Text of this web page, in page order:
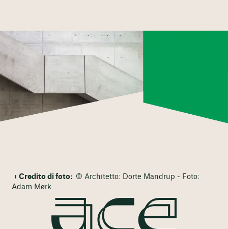
Credito di foto: © Architetto: Dorte Mandrup - Foto:
Adam Mørk